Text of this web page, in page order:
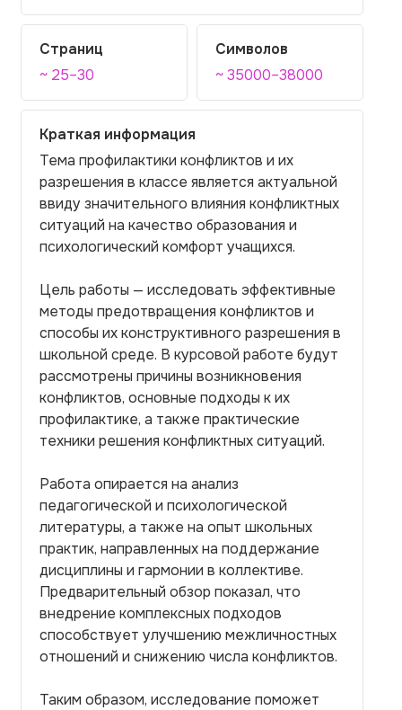
Страниц
~ 25–30
Символов
~ 35000–38000
Краткая информация
Тема профилактики конфликтов и их
разрешения в классе является актуальной
ввиду значительного влияния конфликтных
ситуаций на качество образования и
психологический комфорт учащихся.
Цель работы — исследовать эффективные
методы предотвращения конфликтов и
способы их конструктивного разрешения в
школьной среде. В курсовой работе будут
рассмотрены причины возникновения
конфликтов, основные подходы к их
профилактике, а также практические
техники решения конфликтных ситуаций.
Работа опирается на анализ
педагогической и психологической
литературы, а также на опыт школьных
практик, направленных на поддержание
дисциплины и гармонии в коллективе.
Предварительный обзор показал, что
внедрение комплексных подходов
способствует улучшению межличностных
отношений и снижению числа конфликтов.
Таким образом, исследование поможет